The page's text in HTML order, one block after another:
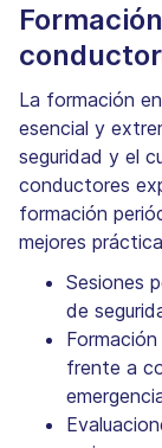
La formación
esencial y
seguridad y el
conductores
formación
mejores
Sesiones
de
frente a